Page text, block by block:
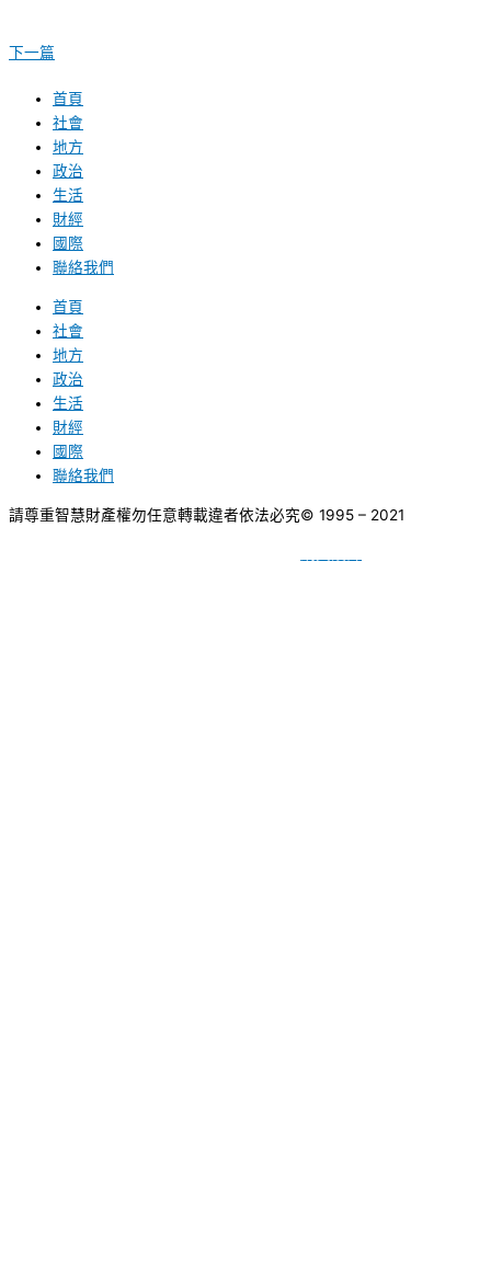
下一篇
首頁
社會
地方
政治
生活
財經
國際
聯絡我們
首頁
社會
地方
政治
生活
財經
國際
聯絡我們
請尊重智慧財產權勿任意轉載違者依法必究© 1995 – 2021